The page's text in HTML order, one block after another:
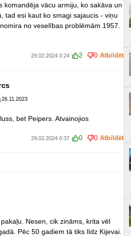
komandēja vācu armiju, ko sakāva un
tad esi kaut ko smagi sajaucis - viņu
no veselības problēmām 1957.
29.02.2024 0:24 2 0 Atbildēt
26.11.2023
bet Peipers. Atvainojios
29.02.2024 0:37 0 0 Atbildēt
Nesen, cik zināms, krita vēl
Pēc 50 gadiem tā tiks līdz Kijevai.